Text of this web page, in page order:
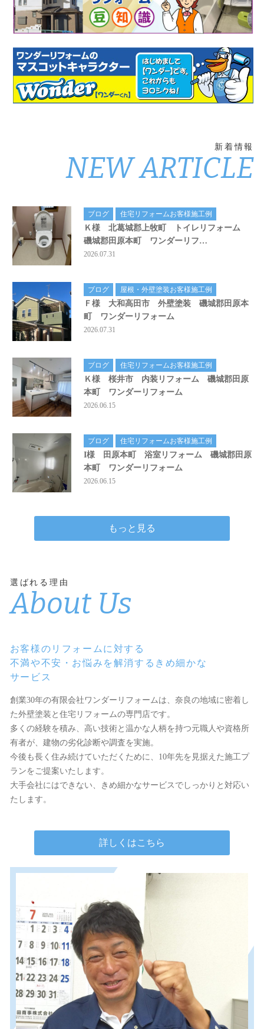
新着情報
NEW ARTICLE
ブログ 住宅リフォームお客様施工例
Ｋ様 北葛城郡上牧町 トイレリフォーム
磯城郡田原本町 ワンダーリフ…
2026.07.31
ブログ 屋根・外壁塗装お客様施工例
Ｆ様 大和高田市 外壁塗装 磯城郡田原本
町 ワンダーリフォーム
2026.07.31
ブログ 住宅リフォームお客様施工例
Ｋ様 桜井市 内装リフォーム 磯城郡田原
本町 ワンダーリフォーム
2026.06.15
ブログ 住宅リフォームお客様施工例
I様 田原本町 浴室リフォーム 磯城郡田原
本町 ワンダーリフォーム
2026.06.15
もっと見る
選ばれる理由
About Us
お客様のリフォームに対する
不満や不安・お悩みを解消するきめ細かな
サービス
創業30年の有限会社ワンダーリフォームは、奈良の地域に密着し
た外壁塗装と住宅リフォームの専門店です。
多くの経験を積み、高い技術と温かな人柄を持つ元職人や資格所
有者が、建物の劣化診断や調査を実施。
今後も長く住み続けていただくために、10年先を見据えた施工プ
ランをご提案いたします。
大手会社にはできない、きめ細かなサービスでしっかりと対応い
たします。
詳しくはこちら